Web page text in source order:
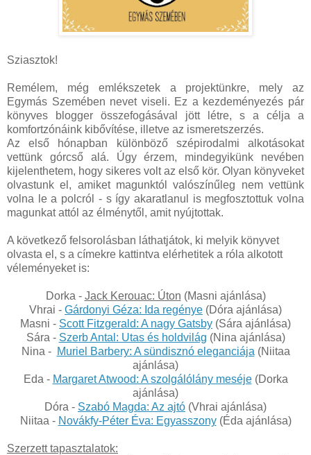
Sziasztok!
Remélem, még emlékszetek a projektünkre, mely az
Egymás Szemében nevet viseli. Ez a kezdeményezés pár
könyves blogger összefogásával jött létre, s a célja a
komfortzónáink kibővítése, illetve az ismeretszerzés.
Az első hónapban különböző szépirodalmi alkotásokat
vettünk górcső alá. Úgy érzem, mindegyikünk nevében
kijelenthetem, hogy sikeres volt az első kör. Olyan könyveket
olvastunk el, amiket magunktól valószínűleg nem vettünk
volna le a polcról - s így akaratlanul is megfosztottuk volna
magunkat attól az élménytől, amit nyújtottak.
A következő felsorolásban láthatjátok, ki melyik könyvet
olvasta el, s a címekre kattintva elérhetitek a róla alkotott
véleményeket is:
Dorka - Jack Kerouac: Úton (Masni ajánlása)
Vhrai - Gárdonyi Géza: Ida regénye (Dóra ajánlása)
Masni - Scott Fitzgerald: A nagy Gatsby (Sára ajánlása)
Sára - Szerb Antal: Utas ​és holdvilág (Nina ajánlása)
Nina - Muriel Barbery: A sündisznó eleganciája (Niitaa
ajánlása)
Eda - Margaret Atwood: A szolgálólány meséje(Dorka
ajánlása)
Dóra - Szabó Magda: Az ajtó (Vhrai ajánlása)
Niitaa - Novákfy-Péter Éva: Egyasszony(Éda ajánlása)
Szerzett tapasztalatok: